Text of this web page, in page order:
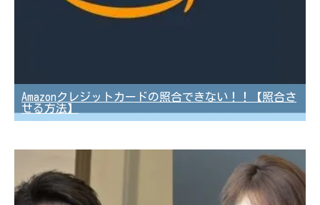
Amazonクレジットカードの照合できない！！【照合さ
せる方法】